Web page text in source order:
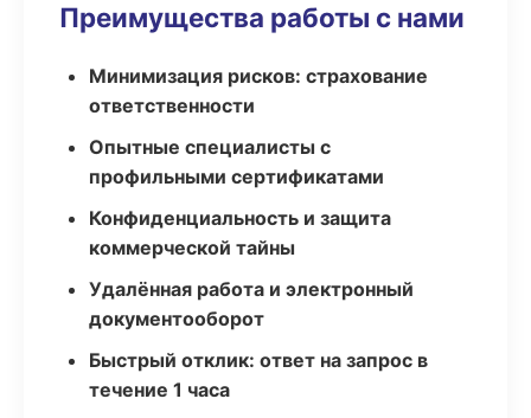
Преимущества работы с нами
Минимизация рисков: страхование
ответственности
Опытные специалисты с
профильными сертификатами
Конфиденциальность и защита
коммерческой тайны
Удалённая работа и электронный
документооборот
Быстрый отклик: ответ на запрос в
течение 1 часа